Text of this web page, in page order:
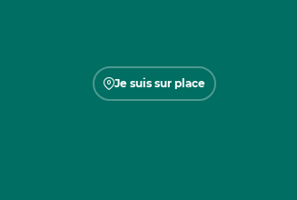
Je suis sur place